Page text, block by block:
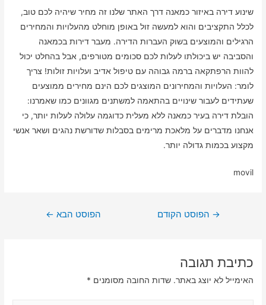
שינוע דירה באיזור כמאנה דרך האתר שלנו זה מחיר שיהיה לכם טוב,
לכלל התקציבים והוא למעשה זול באופן מוחלט מהעלויות והמחירים
הרגילים והמוצעים בשוק העברות הדירה. מעבר דירות בכמאנה
והסביבה יש ביכולתו לעלות לכם סכומים מטורפים, אבל בהחלט יכול
להוות הרפתקאה ברמה גבוהה עם טיפול אדיב ועלויות זולות! צריך
לומר: העלויות והמחירונים המוצגים לכם הינם מחירים ממוצעים
שעתידים לעבור שינויים בהתאמה למשתנים מגוונים כמו שאמרנו:
הובלת דירה בעיר כמאנה ללא מעלית כדוגמה עלולה לעלות יותר, כי
אנחנו מדברים על מלאכת מרימים בסבלות שדורשת נהגים ושאר אנשי
מקצוע בכמות גדולה יותר.
movil
ניווט
→ הפוסט הקודם הפוסט הבא ←
כתיבת תגובה
האימייל לא יוצג באתר. שדות החובה מסומנים *